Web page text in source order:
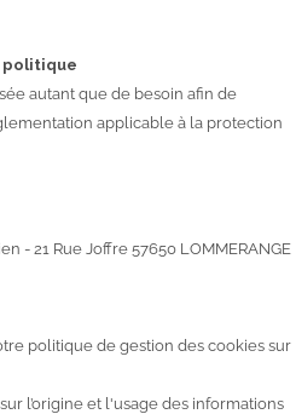
politique
autant que de besoin afin de
applicable à la protection
- 21 Rue Joffre 57650 LOMMERANGE
politique de gestion des cookies sur
l’origine et l'usage des informations